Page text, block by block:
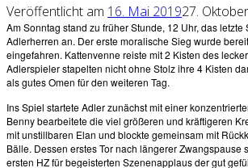
Veröffentlicht am 16. Mai 201927.
Am Sonntag stand zu früher Stunde, 12 Uhr, das
Adlerherren an. Der erste moralische Sieg wurde
eingefahren. Kattenvenne reiste mit 2 Kisten des
Adlerspieler stapelten nicht ohne Stolz ihre 4 Kisten
als gutes Omen für den weiteren Tag.
Ins Spiel startete Adler zunächst mit einer
Benny bearbeitete die viel größeren und kräftigeren
mit unstillbaren Elan und blockte gemeinsam mit
Bälle. Dessen erstes Tor nach längerer Zwangspause
ersten HZ für begeisterten Szenenapplaus der gut